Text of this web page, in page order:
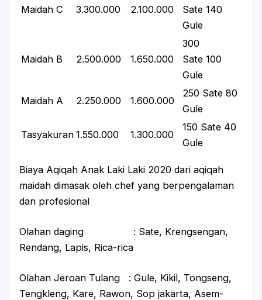
Maidah C 3.300.000 2.100.000
Sate 140
Gule
Maidah B 2.500.000 1.650.000
300
Sate 100
Gule
Maidah A 2.250.000 1.600.000
250 Sate 80
Gule
Tasyakuran 1.550.000 1.300.000
150 Sate 40
Gule
Biaya Aqiqah Anak Laki Laki 2020 dari aqiqah
maidah dimasak oleh chef yang berpengalaman
dan profesional
Olahan daging : Sate, Krengsengan,
Rendang, Lapis, Rica-rica
Olahan Jeroan Tulang : Gule, Kikil, Tongseng,
Tengkleng, Kare, Rawon, Sop jakarta, Asem-